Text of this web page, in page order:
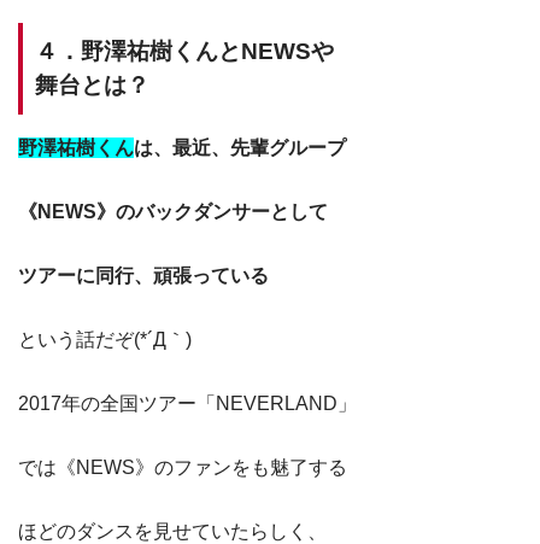
４．野澤祐樹くんとNEWSや
舞台とは？
野澤祐樹くんは、最近、先輩グループ
《NEWS》のバックダンサーとして
ツアーに同行、頑張っている
という話だぞ(*´Д｀)
2017年の全国ツアー「NEVERLAND」
では《NEWS》のファンをも魅了する
ほどのダンスを見せていたらしく、